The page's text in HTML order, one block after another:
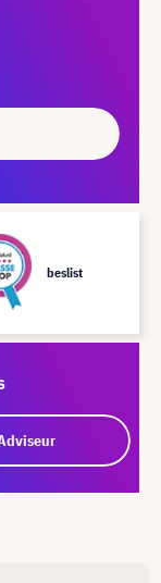
beslist